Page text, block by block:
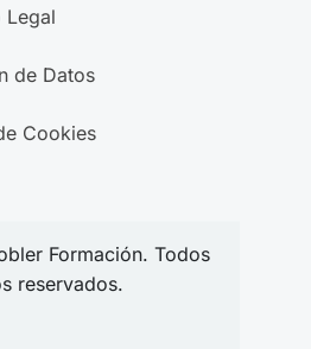
Legal
de Datos
Cookies
Formación. Todos
reservados.